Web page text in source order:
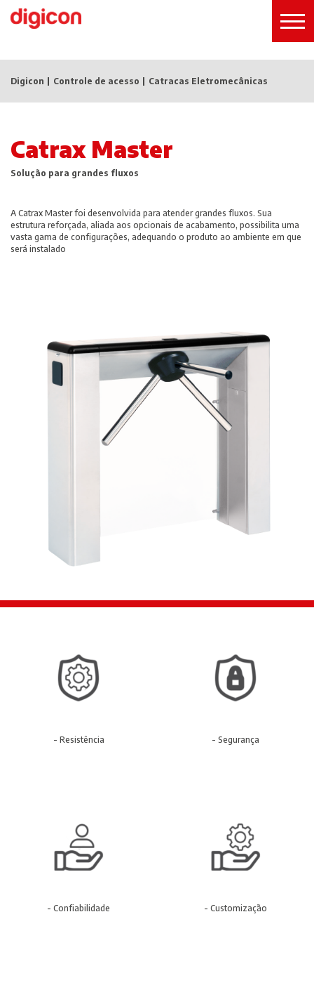
Digicon Controle de acesso Catracas Eletromecânicas
Catrax Master
Solução para grandes fluxos
A Catrax Master foi desenvolvida para atender grandes fluxos. Sua
estrutura reforçada, aliada aos opcionais de acabamento, possibilita uma
vasta gama de configurações, adequando o produto ao ambiente em que
será instalado
- Resistência - Segurança
- Confiabilidade - Customização